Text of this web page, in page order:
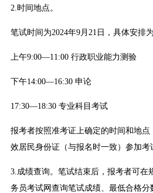
2.时间地点。
笔试时间为2024年9月21日，具体安排为
上午9:00—11:00 行政职业能力测验
下午14:00—16:30 申论
17:30—18:30 专业科目考试
报考者按照准考证上确定的时间和地
效居民身份证（与报名时一致）参加考
3.成绩查询。笔试结束后，报考者可在
务员考试网查询笔试成绩、最低合格分